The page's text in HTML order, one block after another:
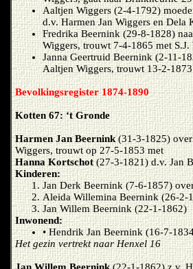
Aaltjen Wiggers (2-4-1792)
d.v. Harmen Jan Wiggers en Dela
Fredrika Beernink (29-8-1828)
Wiggers, trouwt 7-4-1865 met
Janna Geertruid Beernink (2-11-
Aaltjen Wiggers, trouwt 13-2-
Bevolkingsregister 1874-1890
Kotten 67: ‘t Gronde
Harmen Jan Beernink(31-3-1825)
Wiggers, trouwt op 27-5-1853 met
Hanna Kortschot(27-3-1821) d.v. Jan
Kinderen:
Jan Derk Beernink (7-6-1857)
Aleida Willemina Beernink (26-2-
Jan Willem Beernink (22-1-1862)
Inwonend:
• Hendrik Jan Beernink (16-7-
Het gezin vertrekt naar Henxel 16